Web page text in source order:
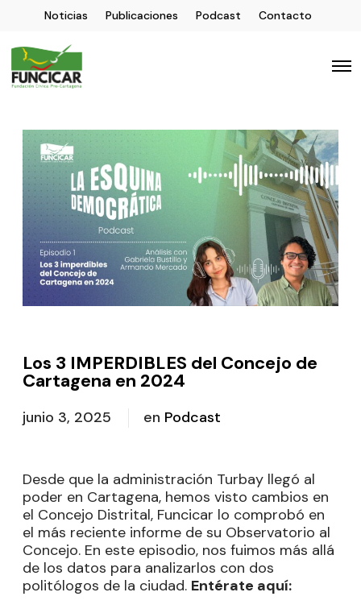
Noticias Publicaciones Podcast Contacto
Los 3 IMPERDIBLES del Concejo de
Cartagena en 2024
junio 3, 2025 en Podcast
Desde que la administración Turbay llegó al
poder en Cartagena, hemos visto cambios en
el Concejo Distrital, Funcicar lo comprobó en
el más reciente informe de su Observatorio al
Concejo. En este episodio, nos fuimos más allá
de los datos para analizarlos con dos
politólogos de la ciudad. Entérate aquí: